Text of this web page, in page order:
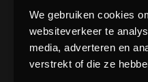
We gebruiken cookies
websiteverkeer te
media, adverteren en
verstrekt of die ze